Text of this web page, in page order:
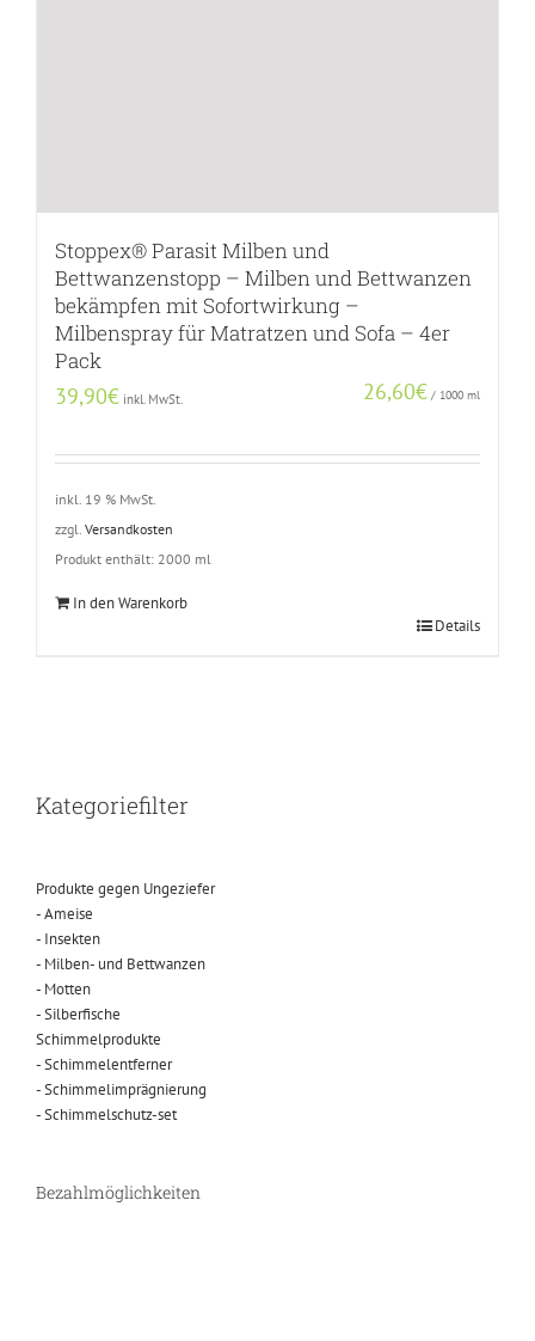
Stoppex® Parasit Milben und
Bettwanzenstopp – Milben und Bettwanzen
bekämpfen mit Sofortwirkung –
Milbenspray für Matratzen und Sofa – 4er
Pack
39,90€ inkl. MwSt. 26,60€ / 1000 ml
inkl. 19 % MwSt.
zzgl. Versandkosten
Produkt enthält: 2000 ml
In den Warenkorb
Details
Kategoriefilter
Produkte gegen Ungeziefer
- Ameise
- Insekten
- Milben- und Bettwanzen
- Motten
- Silberfische
Schimmelprodukte
- Schimmelentferner
- Schimmelimprägnierung
- Schimmelschutz-set
Bezahlmöglichkeiten